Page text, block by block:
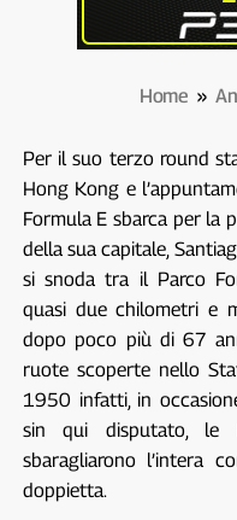
Home »
Per il suo terzo round
Hong Kong e
Formula E sbarca per la
della sua capitale,
si snoda tra il Parco
quasi due chilometri e
dopo poco più di 67
ruote scoperte nello
1950 infatti, in
sin qui disputato, le
sbaragliarono l’intera
doppietta.